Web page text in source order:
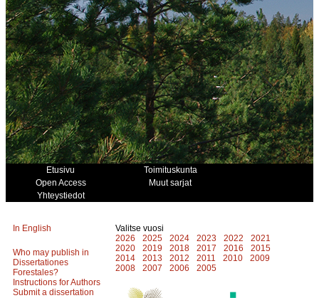
Etusivu
Toimituskunta
Open Access
Muut sarjat
Yhteystiedot
In English
Who may publish in
Dissertationes
Forestales?
Instructions for Authors
Submit a dissertation
Valitse vuosi
2026
2025 2024 2023 2022
2021
2020
2019 2018 2017 2016
2015
2014
2013 2012 2011 2010
2009
2008
2007 2006 2005